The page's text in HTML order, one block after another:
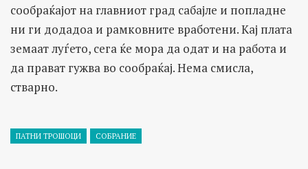
сообраќајот на главниот град сабајле и попладне
ни ги додадоа и рамковните вработени. Кај плата
земаат луѓето, сега ќе мора да одат и на работа и
да прават гужва во сообраќај. Нема смисла,
стварно.
ПАТНИ ТРОШОЦИ СОБРАНИЕ